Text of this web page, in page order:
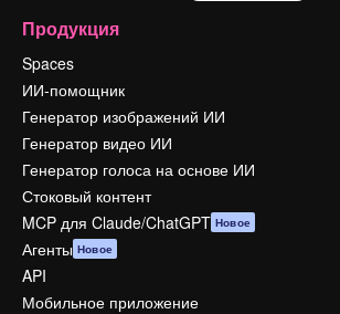
Продукция
Spaces
ИИ-помощник
Генератор изображений ИИ
Генератор видео ИИ
Генератор голоса на основе ИИ
Стоковый контент
MCP для Claude/ChatGPT Новое
Агенты Новое
API
Мобильное приложение